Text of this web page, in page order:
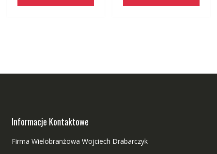
Informacje Kontaktowe
Firma Wielobranżowa Wojciech Drabarczyk